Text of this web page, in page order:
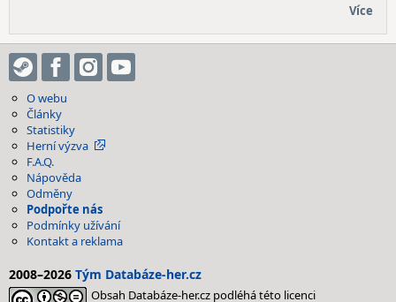
Více
O webu
Články
Statistiky
Herní výzva
F.A.Q.
Nápověda
Odměny
Podpořte nás
Podmínky užívání
Kontakt a reklama
2008–2026 Tým Databáze-her.cz
Obsah Databáze-her.cz podléhá této licenci